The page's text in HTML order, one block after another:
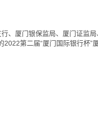
、厦门银保监局、厦门证监
第二届“厦门国际银行杯”